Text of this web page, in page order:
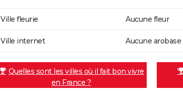
Ville fleurie Aucune fleur
Ville internet Aucune arobase
Quelles sont les villes où il fait bon vivre
en France ?